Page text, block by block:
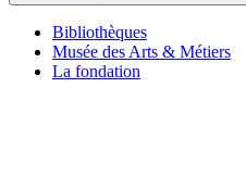
Bibliothèques
Musée des Arts & Métiers
La fondation